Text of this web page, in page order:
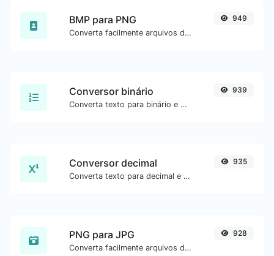
BMP para PNG
Converta facilmente arquivos de imagem BMP para PNG.
949
Conversor binário
Converta texto para binário e o contrário para qualquer entrada de string.
939
Conversor decimal
Converta texto para decimal e o contrário para qualquer entrada de string.
935
PNG para JPG
Converta facilmente arquivos de imagem PNG para JPG.
928